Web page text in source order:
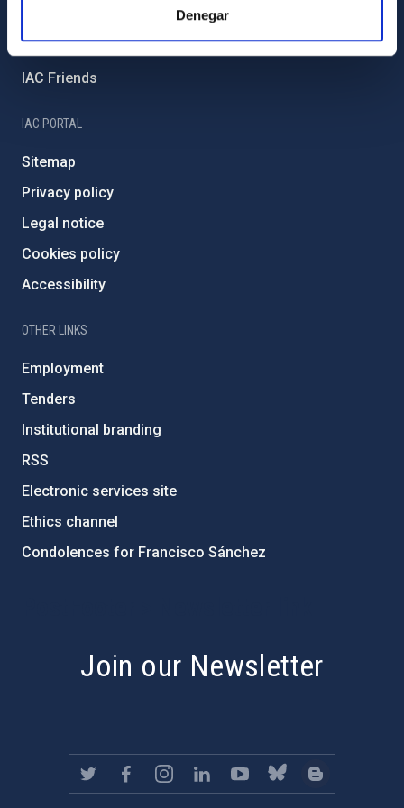
Denegar
Severo Ochoa Programme
IAC Friends
IAC PORTAL
Sitemap
Privacy policy
Legal notice
Cookies policy
Accessibility
OTHER LINKS
Employment
Tenders
Institutional branding
RSS
Electronic services site
Ethics channel
Condolences for Francisco Sánchez
Join our Newsletter